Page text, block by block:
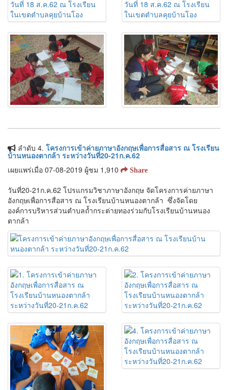
ลำดับ 4. โครงการเข้าค่ายภาษาอังกฤษเพื่อการสื่อสาร ณ โรงเรียน
บ้านหนองตากล้า ระหว่างวันที่20-21ก.ค.62
เผยแพร่เมื่อ 07-08-2019 ผู้ชม 1,910
Share
วันที่20-21ก.ค.62 โปรแกรมวิชาภาษาอังกฤษ จัดโครงการค่ายภาษา
อังกฤษเพื่อการสื่อสาร ณ โรงเรียนบ้านหนองตากล้า ซึ่งจัดโดย
องค์การบริหารส่วนตำบลถ้ำกระต่ายทองร่วมกับโรงเรียนบ้านหนอง
ตากล้า